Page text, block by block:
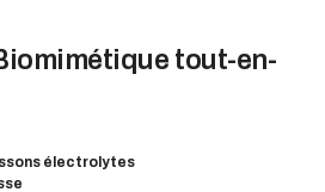
tout-en-
électrolytes